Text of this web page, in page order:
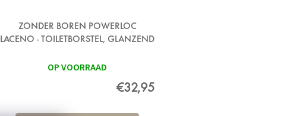
ZONDER BOREN POWERLOC
LACENO - TOILETBORSTEL, GLANZEND
OP VOORRAAD
€32,95